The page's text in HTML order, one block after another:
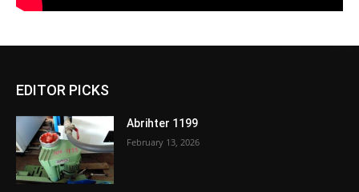
EDITOR PICKS
Abrihter 1199
February 13, 2026